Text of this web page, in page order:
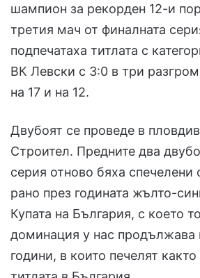
шампион за рекорден 12-и
третия мач от финалната
подпечатаха титлата с
ВК Левски с 3:0 в три
на 17 и на 12.
Двубоят се проведе в
Строител. Предните два
серия отново бяха
рано през годината жълто-
Купата на България, с което
доминация у нас продължава
години, в които печелят както